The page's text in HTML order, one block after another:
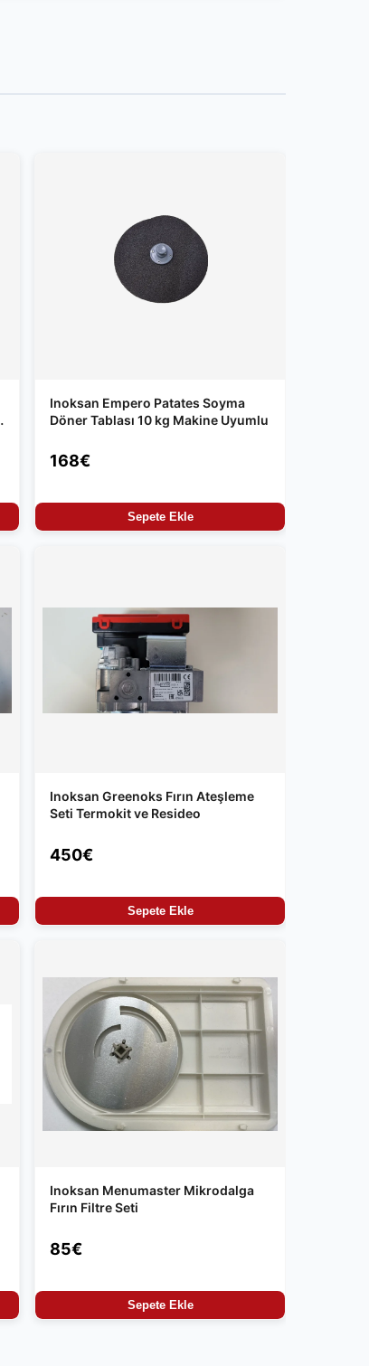
Inoksan Empero Patates Soyma
Döner Tablası 10 kg Makine Uyumlu
168€
Sepete Ekle
Inoksan Greenoks Fırın Ateşleme
Seti Termokit ve Resideo
450€
Sepete Ekle
Inoksan Menumaster Mikrodalga
Fırın Filtre Seti
85€
Sepete Ekle